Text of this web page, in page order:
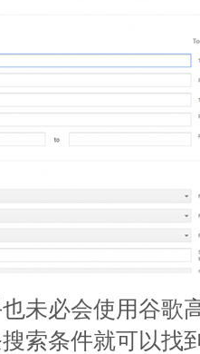
未必会使用谷歌
索条件就可以找